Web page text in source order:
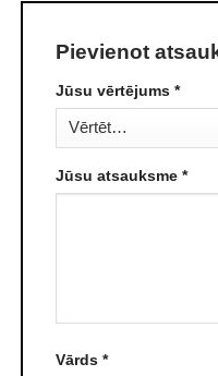
Pievienot
Jūsu vērtējums *
Jūsu atsauksme *
Vārds *